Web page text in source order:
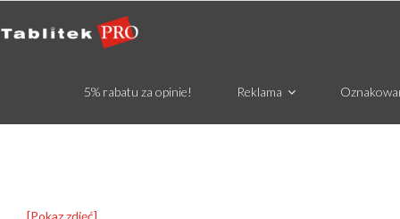
5% rabatu za opinie! Reklama
[Pokaz zdjęć]